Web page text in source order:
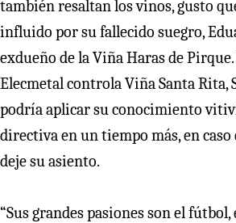
también resaltan los vinos, gusto
influido por su fallecido suegro,
exdueño de la Viña Haras de
Elecmetal controla Viña Santa Rita,
podría aplicar su conocimiento
directiva en un tiempo más, en caso
deje su asiento.
“Sus grandes pasiones son el fútbol,